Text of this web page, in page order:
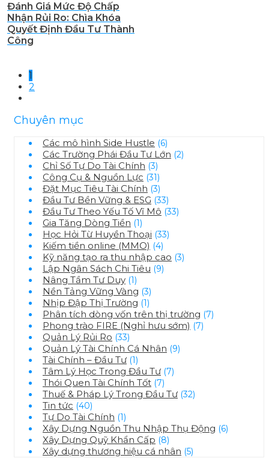
Đánh Giá Mức Độ Chấp
Nhận Rủi Ro: Chìa Khóa
Quyết Định Đầu Tư Thành
Công
1
2
Chuyên mục
Các mô hình Side Hustle (6)
Các Trường Phái Đầu Tư Lớn (2)
Chỉ Số Tự Do Tài Chính (3)
Công Cụ & Nguồn Lực (31)
Đặt Mục Tiêu Tài Chính (3)
Đầu Tư Bền Vững & ESG (33)
Đầu Tư Theo Yếu Tố Vĩ Mô (33)
Gia Tăng Dòng Tiền (1)
Học Hỏi Từ Huyền Thoại (33)
Kiếm tiền online (MMO) (4)
Kỹ năng tạo ra thu nhập cao (3)
Lập Ngân Sách Chi Tiêu (9)
Nâng Tầm Tư Duy (1)
Nền Tảng Vững Vàng (3)
Nhịp Đập Thị Trường (1)
Phân tích dòng vốn trên thị trường (7)
Phong trào FIRE (Nghỉ hưu sớm) (7)
Quản Lý Rủi Ro (33)
Quản Lý Tài Chính Cá Nhân (9)
Tài Chính – Đầu Tư (1)
Tâm Lý Học Trong Đầu Tư (7)
Thói Quen Tài Chính Tốt (7)
Thuế & Pháp Lý Trong Đầu Tư (32)
Tin tức (40)
Tự Do Tài Chính (1)
Xây Dựng Nguồn Thu Nhập Thụ Động (6)
Xây Dựng Quỹ Khẩn Cấp (8)
Xây dựng thương hiệu cá nhân (5)